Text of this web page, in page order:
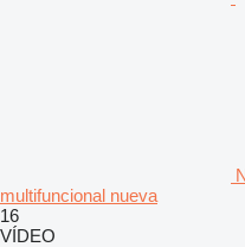
multifuncional nueva
16
VÍDEO